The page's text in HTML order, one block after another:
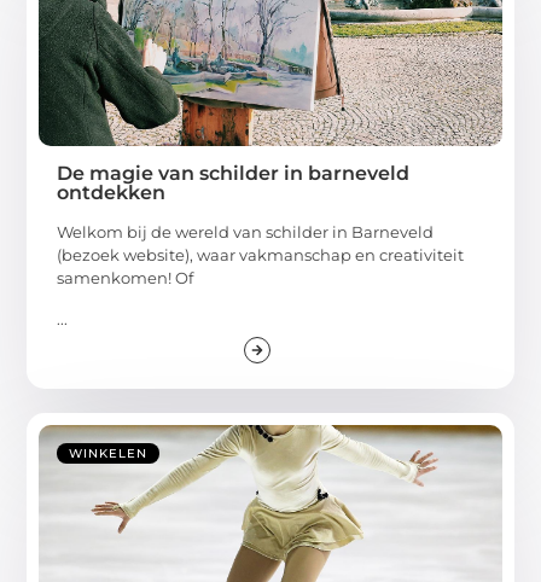
De magie van schilder in barneveld
ontdekken
Welkom bij de wereld van schilder in Barneveld
(bezoek website), waar vakmanschap en creativiteit
samenkomen! Of
...
WINKELEN